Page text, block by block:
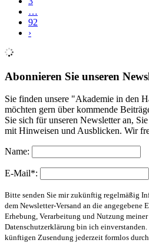
…
92
›
Abonnieren Sie unseren
Sie finden unsere "Akademie in den
möchten gern über kommende
Sie sich für unseren Newsletter an,
mit Hinweisen und Ausblicken. Wir
Name:
E-Mail*:
Bitte senden Sie mir zukünftig regelmäßig
dem Newsletter-Versand an die angegebene
Erhebung, Verarbeitung und Nutzung meiner
Datenschutzerklärung bin ich
künftigen Zusendung jederzeit formlos